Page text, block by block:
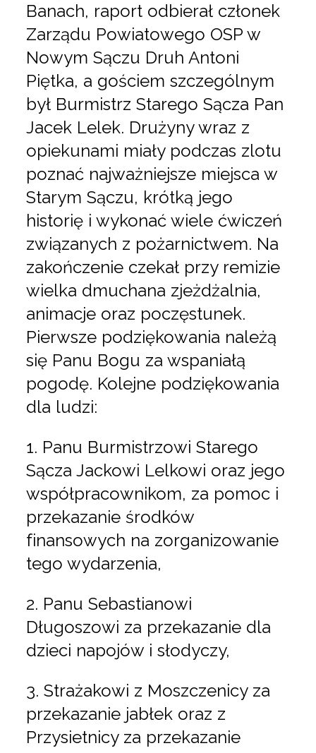
Banach, raport odbierał członek
Zarządu Powiatowego OSP w
Nowym Sączu Druh Antoni
Piętka, a gościem szczególnym
był Burmistrz Starego Sącza Pan
Jacek Lelek. Drużyny wraz z
opiekunami miały podczas zlotu
poznać najważniejsze miejsca w
Starym Sączu, krótką jego
historię i wykonać wiele ćwiczeń
związanych z pożarnictwem. Na
zakończenie czekał przy remizie
wielka dmuchana zjeżdżalnia,
animacje oraz poczęstunek.
Pierwsze podziękowania należą
się Panu Bogu za wspaniałą
pogodę. Kolejne podziękowania
dla ludzi:
1. Panu Burmistrzowi Starego
Sącza Jackowi Lelkowi oraz jego
współpracownikom, za pomoc i
przekazanie środków
finansowych na zorganizowanie
tego wydarzenia,
2. Panu Sebastianowi
Długoszowi za przekazanie dla
dzieci napojów i słodyczy,
3. Strażakowi z Moszczenicy za
przekazanie jabłek oraz z
Przysietnicy za przekazanie